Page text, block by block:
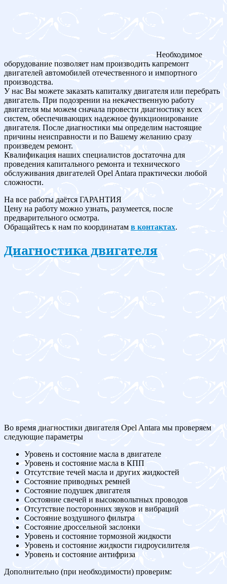
Необходимое
оборудование позволяет нам производить капремонт
двигателей автомобилей отечественного и импортного
производства.
У нас Вы можете заказать капиталку двигателя или перебрать
двигатель. При подозрении на некачественную работу
двигателя мы можем сначала провести диагностику всех
систем, обеспечивающих надежное функционирование
двигателя. После диагностики мы определим настоящие
причины неисправности и по Вашему желанию сразу
произведем ремонт.
Квалификация наших специалистов достаточна для
проведения капитального ремонта и технического
обслуживания двигателей Opel Antara практически любой
сложности.
На все работы даётся ГАРАНТИЯ
Цену на работу можно узнать, разумеется, после
предварительного осмотра.
Обращайтесь к нам по координатам в контактах.
Диагностика двигателя
Во время диагностики двигателя Opel Antara мы проверяем
следующие параметры
Уровень и состояние масла в двигателе
Уровень и состояние масла в КПП
Отсутствие течей масла и других жидкостей
Состояние приводных ремней
Состояние подушек двигателя
Состояние свечей и высоковольтных проводов
Отсутствие посторонних звуков и вибраций
Состояние воздушного фильтра
Состояние дроссельной заслонки
Уровень и состояние тормозной жидкости
Уровень и состояние жидкости гидроусилителя
Уровень и состояние антифриза
Дополнительно (при необходимости) проверим: